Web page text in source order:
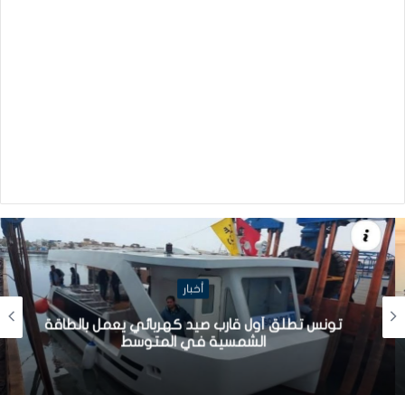
أخبار
تونس تطلق أول قارب صيد كهربائي يعمل بالطاقة
الشمسية في المتوسط